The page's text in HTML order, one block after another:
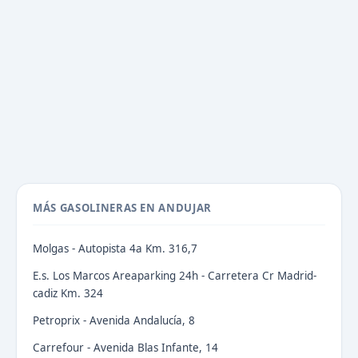
MÁS GASOLINERAS EN ANDUJAR
Molgas - Autopista 4a Km. 316,7
E.s. Los Marcos Areaparking 24h - Carretera Cr Madrid-
cadiz Km. 324
Petroprix - Avenida Andalucía, 8
Carrefour - Avenida Blas Infante, 14